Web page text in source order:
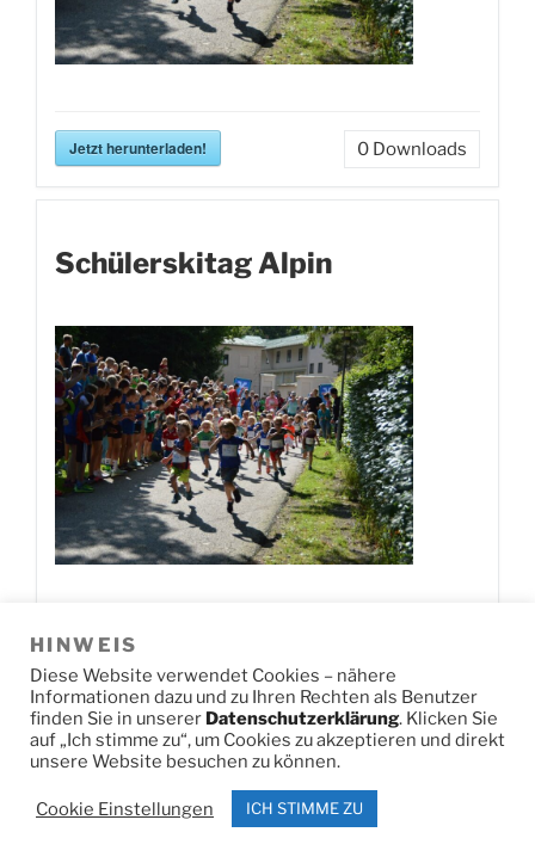
Jetzt herunterladen! 0 Downloads
Schülerskitag Alpin
Jetzt herunterladen!
DSC U14 SL2
HINWEIS
Diese Website verwendet Cookies – nähere
Informationen dazu und zu Ihren Rechten als Benutzer
finden Sie in unsererDatenschutzerklärung. Klicken Sie
auf „Ich stimme zu“, um Cookies zu akzeptieren und direkt
unsere Website besuchen zu können.
Cookie Einstellungen ICH STIMME ZU